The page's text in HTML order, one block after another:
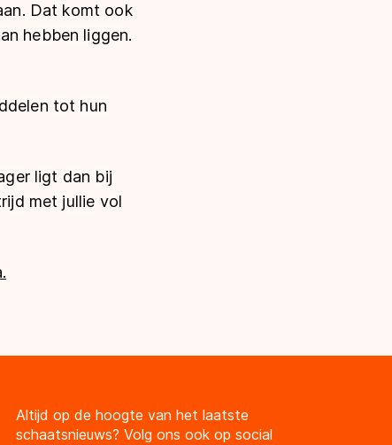
Dat komt ook
hebben liggen.
tot hun
ligt dan bij
met jullie vol
Altijd op de hoogte van het laatste
schaatsnieuws? Volg ons ook op social